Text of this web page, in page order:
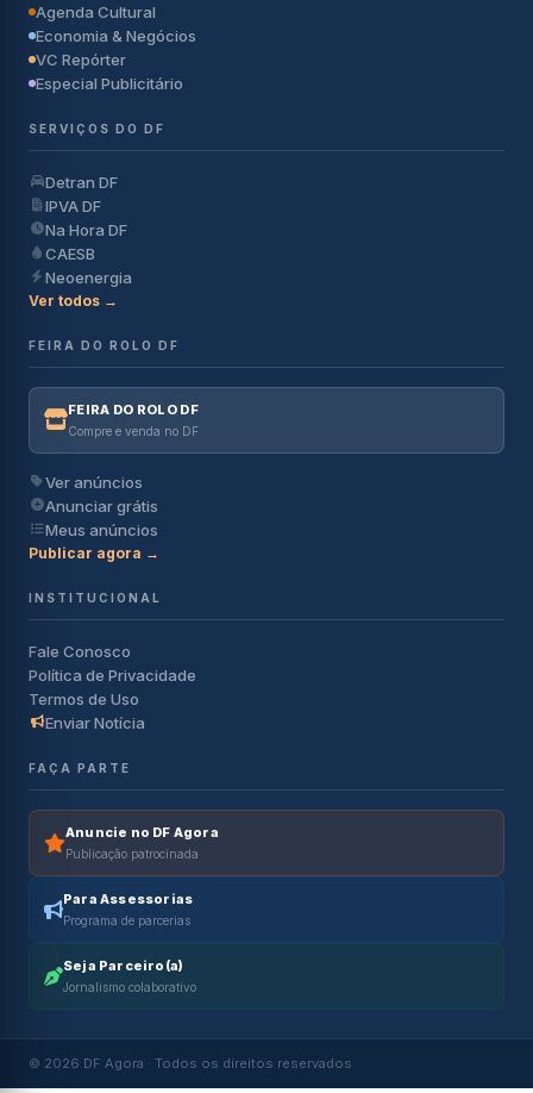
Agenda Cultural
Economia & Negócios
VC Repórter
Especial Publicitário
SERVIÇOS DO DF
Detran DF
IPVA DF
Na Hora DF
CAESB
Neoenergia
Ver todos →
FEIRA DO ROLO DF
FEIRA DO ROLO DF
Compre e venda no DF
Ver anúncios
Anunciar grátis
Meus anúncios
Publicar agora →
INSTITUCIONAL
Fale Conosco
Política de Privacidade
Termos de Uso
Enviar Notícia
FAÇA PARTE
Anuncie no DF Agora
Publicação patrocinada
Para Assessorias
Programa de parcerias
Seja Parceiro(a)
Jornalismo colaborativo
© 2026 DF Agora · Todos os direitos reservados